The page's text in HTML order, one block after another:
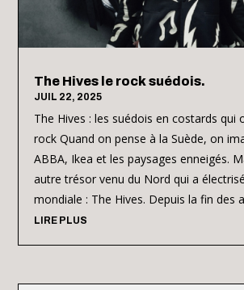
The Hives le rock suédois.
JUIL 22, 2025
The Hives : les suédois en costards qui
rock Quand on pense à la Suède, on
ABBA, Ikea et les paysages enneigés.
autre trésor venu du Nord qui a
mondiale : The Hives. Depuis la fin des
LIRE PLUS